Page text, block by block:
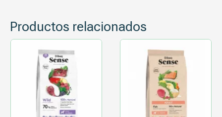
Productos relacionados
Este
producto
múltiples
variantes.
Este
producto
múltiples